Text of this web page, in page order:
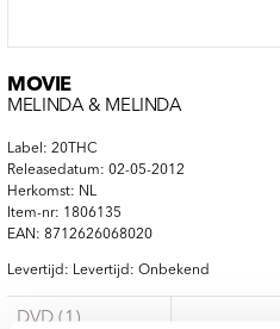
MOVIE
MELINDA & MELINDA
Label: 20THC
Releasedatum: 02-05-2012
Herkomst: NL
Item-nr: 1806135
EAN: 8712626068020
Levertijd: Levertijd: Onbekend
DVD (1)